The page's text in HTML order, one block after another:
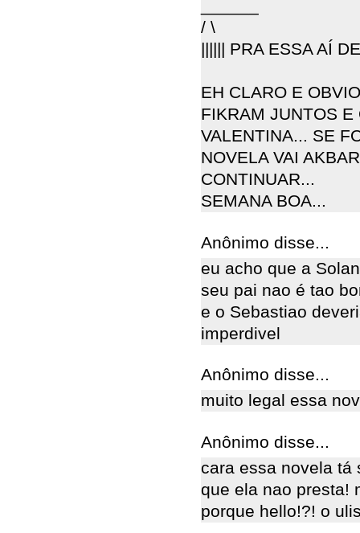
/ \
|||||| PRA ESSA AÍ
EH CLARO E
FIKRAM JUNTOS
VALENTINA... SE
NOVELA VAI
CONTINUAR...
SEMANA BOA...
Anônimo disse...
eu acho que a
seu pai nao é tao
e o Sebastiao
imperdivel
Anônimo disse...
muito legal essa
Anônimo disse...
cara essa novela tá
que ela nao presta!
porque hello!?! o